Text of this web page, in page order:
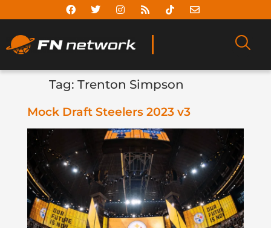
Tag: Trenton Simpson
Mock Draft Steelers 2023 v3